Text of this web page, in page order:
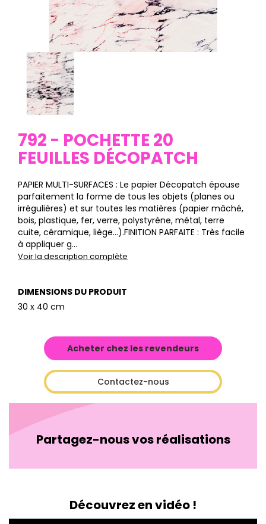
792 - POCHETTE 20
FEUILLES DÉCOPATCH
PAPIER MULTI-SURFACES : Le papier Décopatch épouse
parfaitement la forme de tous les objets (planes ou
irrégulières) et sur toutes les matières (papier mâché,
bois, plastique, fer, verre, polystyrène, métal, terre
cuite, céramique, liège…).FINITION PARFAITE : Très facile
à appliquer g...
Voir la description complète
DIMENSIONS DU PRODUIT
30 x 40 cm
Acheter chez les revendeurs
Contactez-nous
Partagez-nous vos réalisations
Découvrez en vidéo !